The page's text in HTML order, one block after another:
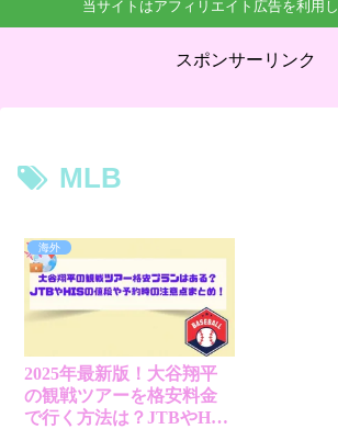
当サイトはアフィリエイト広告を利用し
スポンサーリンク
MLB
海外
2025年最新版！大谷翔平
の観戦ツアーを格安料金
で行く方法は？JTBやHIS